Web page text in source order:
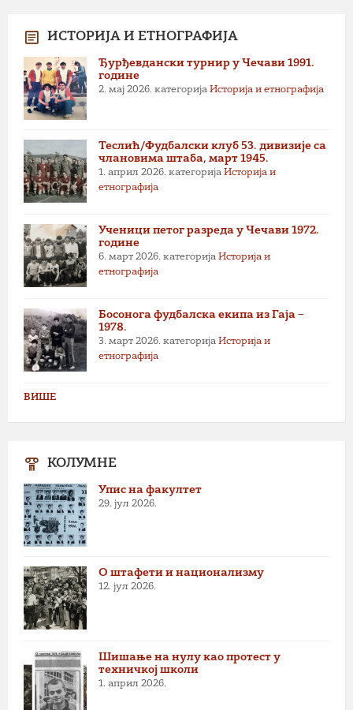
ИСТОРИЈА И ЕТНОГРАФИЈА
Ђурђевдански турнир у Чечави 1991.
године
2. мај 2026. категорија Историја и етнографија
Теслић/Фудбалски клуб 53. дивизије са
члановима штаба, март 1945.
1. април 2026. категорија Историја и
етнографија
Ученици петог разреда у Чечави 1972.
године
6. март 2026. категорија Историја и
етнографија
Босонога фудбалска екипа из Гаја –
1978.
3. март 2026. категорија Историја и
етнографија
ВИШЕ
КОЛУМНЕ
Упис на факултет
29. јул 2026.
О штафети и национализму
12. јул 2026.
Шишање на нулу као протест у
техничкој школи
1. април 2026.